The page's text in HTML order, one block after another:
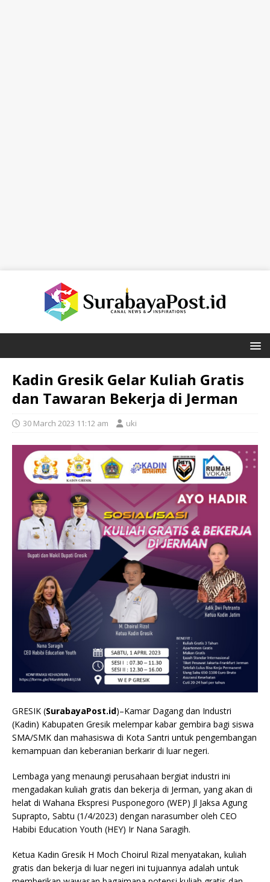
Kadin Gresik Gelar Kuliah Gratis
dan Tawaran Bekerja di Jerman
30 March 2023 11:12 am uki
GRESIK (SurabayaPost.id)–Kamar Dagang dan Industri
(Kadin) Kabupaten Gresik melempar kabar gembira bagi siswa
SMA/SMK dan mahasiswa di Kota Santri untuk pengembangan
kemampuan dan keberanian berkarir di luar negeri.
Lembaga yang menaungi perusahaan bergiat industri ini
mengadakan kuliah gratis dan bekerja di Jerman, yang akan di
helat di Wahana Ekspresi Pusponegoro (WEP) Jl Jaksa Agung
Suprapto, Sabtu (1/4/2023) dengan narasumber oleh CEO
Habibi Education Youth (HEY) Ir Nana Saragih.
Ketua Kadin Gresik H Moch Choirul Rizal menyatakan, kuliah
gratis dan bekerja di luar negeri ini tujuannya adalah untuk